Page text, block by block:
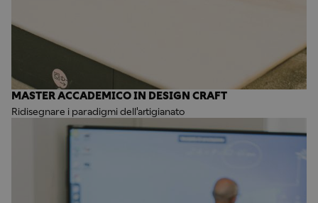
MASTER ACCADEMICO IN DESIGN CRAFT
Ridisegnare i paradigmi dell'artigianato